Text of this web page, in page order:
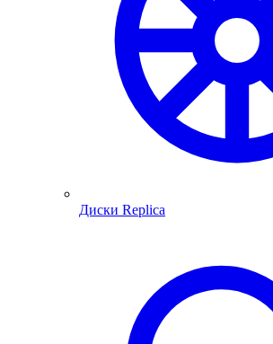
Диски Replica